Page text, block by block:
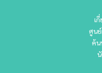
เ
ศูน
ค้